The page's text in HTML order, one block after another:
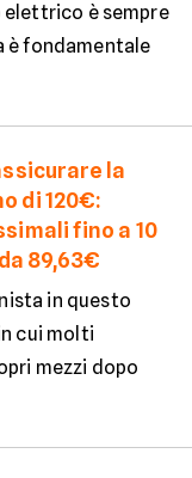
è sempre
è fondamentale
la
di 120€:
fino a 10
89,63€
in questo
cui molti
mezzi dopo